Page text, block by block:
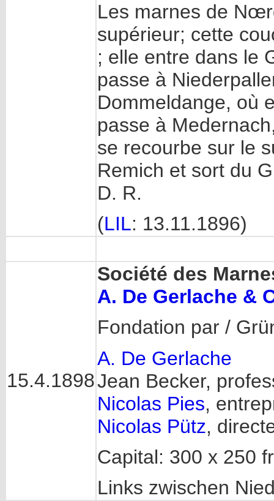
Les marnes de
supérieur; cette
; elle entre dans le
passe à
Dommeldange, où
passe à
se recourbe sur le
Remich et sort du
D. R.
(LIL: 13.11.1896)
15.4.1898
Société des
A. De Gerlache &
Fondation par /
A. De Gerlache
Jean Becker,
Nicolas Pies,
Nicolas Pütz,
Capital: 300 x 250 fr
Links zwischen